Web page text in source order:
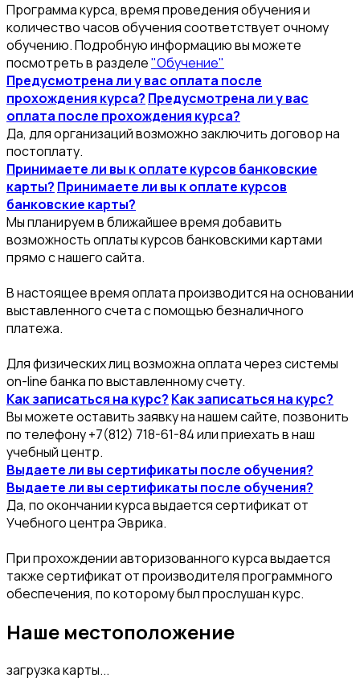
Программа курса, время проведения обучения и
количество часов обучения соответствует очному
обучению. Подробную информацию вы можете
посмотреть в разделе"Обучение"
Предусмотрена ли у вас оплата после
прохождения курса? Предусмотрена ли у вас
оплата после прохождения курса?
Да, для организаций возможно заключить договор на
постоплату.
Принимаете ли вы к оплате курсов банковские
карты? Принимаете ли вы к оплате курсов
банковские карты?
Мы планируем в ближайшее время добавить
возможность оплаты курсов банковскими картами
прямо с нашего сайта.
В настоящее время оплата производится на основании
выставленного счета с помощью безналичного
платежа.
Для физических лиц возможна оплата через системы
on-line банка по выставленному счету.
Как записаться на курс? Как записаться на курс?
Вы можете оставить заявку на нашем сайте, позвонить
по телефону +7(812) 718-61-84 или приехать в наш
учебный центр.
Выдаете ли вы сертификаты после обучения?
Выдаете ли вы сертификаты после обучения?
Да, по окончании курса выдается сертификат от
Учебного центра Эврика.
При прохождении авторизованного курса выдается
также сертификат от производителя программного
обеспечения, по которому был прослушан курс.
Наше местоположение
загрузка карты...